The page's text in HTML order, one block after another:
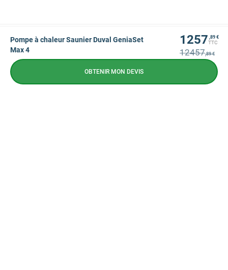
Pompe à chaleur Saunier Duval GeniaSet
Max 4
1257 ,89 €
TTC
12457,89 €
OBTENIR MON DEVIS